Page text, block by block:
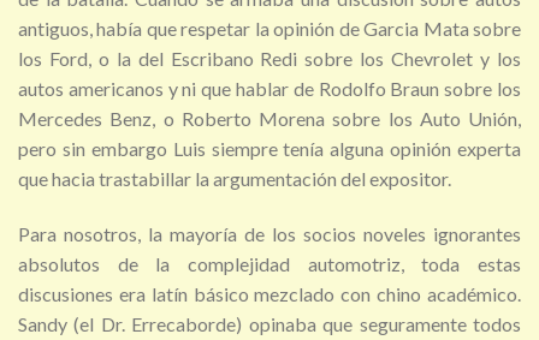
antiguos, había que respetar la opinión de Garcia Mata sobre
los Ford, o la del Escribano Redi sobre los Chevrolet y los
autos americanos y ni que hablar de Rodolfo Braun sobre los
Mercedes Benz, o Roberto Morena sobre los Auto Unión,
pero sin embargo Luis siempre tenía alguna opinión experta
que hacia trastabillar la argumentación del expositor.
Para nosotros, la mayoría de los socios noveles ignorantes
absolutos de la complejidad automotriz, toda estas
discusiones era latín básico mezclado con chino académico.
Sandy (el Dr. Errecaborde) opinaba que seguramente todos